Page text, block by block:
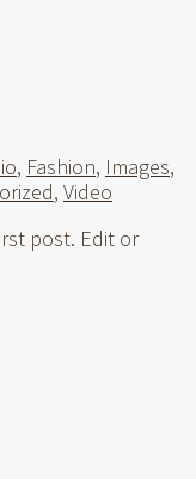
, Fashion, Images,
, Video
post. Edit or